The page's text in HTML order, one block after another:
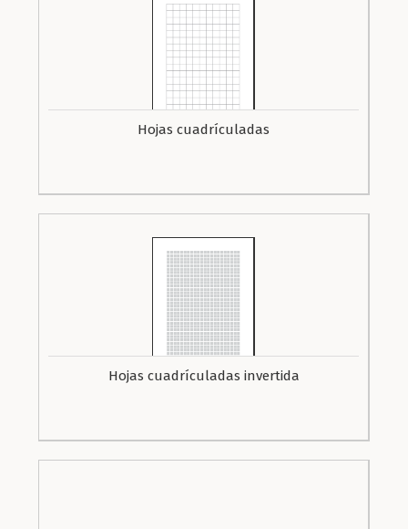
Hojas cuadrículadas
Hojas cuadrículadas invertida